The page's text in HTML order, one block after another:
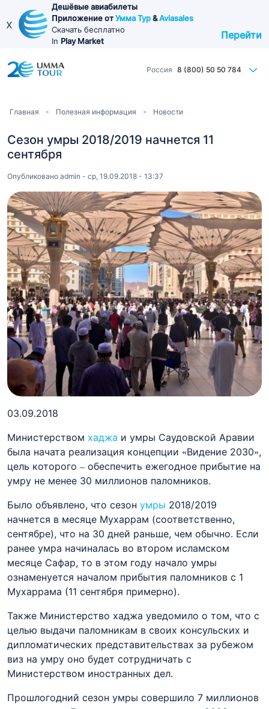
Перейти
основному
x
Дешёвые авиабилеты
Приложение отУмма Тур&Aviasales
Скачать бесплатно
In Play Market Перейти
Россия 8 (800) 50 50 784
Строка
навигации
Главная Полезная информация Новости
Сезон умры 2018/2019 начнется 11
сентября
Опубликовано admin - ср, 19.09.2018 - 13:37
03.09.2018
Министерством хаджа и умры Саудовской Аравии
была начата реализация концепции «Видение 2030»,
цель которого – обеспечить ежегодное прибытие на
умру не менее 30 миллионов паломников.
Было объявлено, что сезон умры 2018/2019
начнется в месяце Мухаррам (соответственно,
сентябре), что на 30 дней раньше, чем обычно. Если
ранее умра начиналась во втором исламском
месяце Сафар, то в этом году начало умры
ознаменуется началом прибытия паломников с 1
Мухаррама (11 сентября примерно).
Также Министерство хаджа уведомило о том, что с
целью выдачи паломникам в своих консульских и
дипломатических представительствах за рубежом
виз на умру оно будет сотрудничать с
Министерством иностранных дел.
Прошлогодний сезон умры совершило 7 миллионов